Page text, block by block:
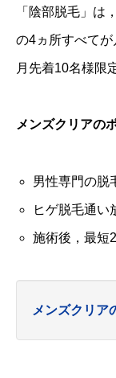
「陰部脱毛」は
の4ヵ所すべて
月先着10名様限
メンズクリアの
男性専門の脱
ヒゲ脱毛通い
施術後，最短
メンズクリア